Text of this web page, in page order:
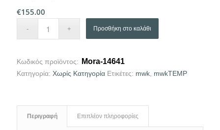
€155.00
Προσθήκη στο καλάθι
Κωδικός προϊόντος: Mora-14641
Κατηγορία: Χωρίς Κατηγορία Ετικέτες: mwk, mwkTEMP
Περιγραφή Επιπλέον πληροφορίες